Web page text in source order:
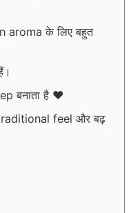
aroma के लिए बहुत
बनाता है ❤️
feel और बढ़